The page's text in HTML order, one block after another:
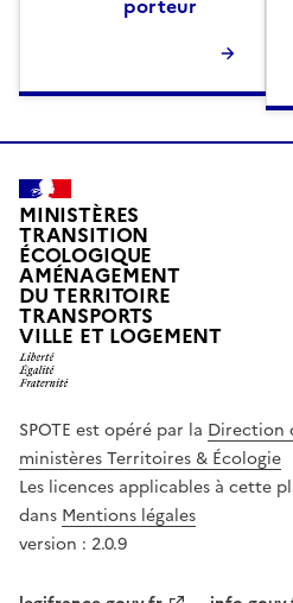
porteur
MINISTÈRES
TRANSITION
ÉCOLOGIQUE
AMÉNAGEMENT
DU TERRITOIRE
TRANSPORTS
VILLE ET LOGEMENT
SPOTE est opéré par la Direction
ministères Territoires & Écologie
Les licences applicables à cette
dans Mentions légales
version : 2.0.9